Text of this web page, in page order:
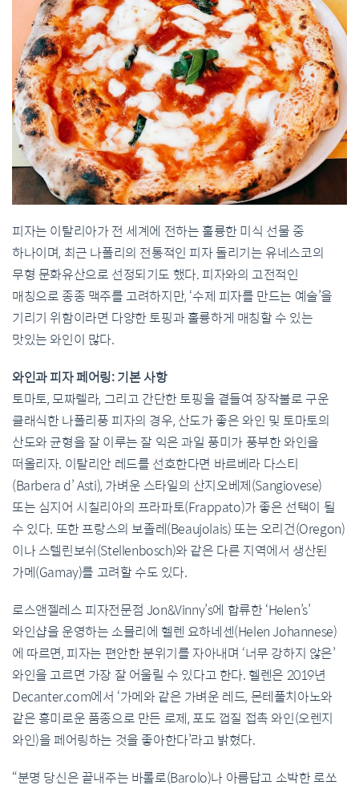
피자는 이탈리아가 전 세계에 전하는 훌륭한 미식 선물 중
하나이며, 최근 나폴리의 전통적인 피자 돌리기는 유네스코의
무형 문화유산으로 선정되기도 했다. 피자와의 고전적인
매칭으로 종종 맥주를 고려하지만, ‘수제 피자를 만드는 예술’을
기리기 위함이라면 다양한 토핑과 훌륭하게 매칭할 수 있는
맛있는 와인이 많다.
와인과 피자 페어링: 기본 사항
토마토, 모짜렐라, 그리고 간단한 토핑을 곁들여 장작불로 구운
클래식한 나폴리풍 피자의 경우, 산도가 좋은 와인 및 토마토의
산도와 균형을 잘 이루는 잘 익은 과일 풍미가 풍부한 와인을
떠올리자. 이탈리안 레드를 선호한다면 바르베라 다스티
(Barbera d’ Asti), 가벼운 스타일의 산지오베제(Sangiovese)
또는 심지어 시칠리아의 프라파토(Frappato)가 좋은 선택이 될
수 있다. 또한 프랑스의 보졸레(Beaujolais) 또는 오리건(Oregon)
이나 스텔린보쉬(Stellenbosch)와 같은 다른 지역에서 생산된
가메(Gamay)를 고려할 수도 있다.
로스앤젤레스 피자전문점 Jon&Vinny’s에 합류한 ‘Helen’s’
와인샵을 운영하는 소믈리에 헬렌 요하네센(Helen Johannese)
에 따르면, 피자는 편안한 분위기를 자아내며 ‘너무 강하지 않은’
와인을 고르면 가장 잘 어울릴 수 있다고 한다. 헬렌은 2019년
Decanter.com에서 ‘가메와 같은 가벼운 레드, 몬테풀치아노와
같은 흥미로운 품종으로 만든 로제, 포도 껍질 접촉 와인(오렌지
와인)을 페어링하는 것을 좋아한다’라고 밝혔다.
“분명 당신은 끝내주는 바롤로(Barolo)나 아름답고 소박한 로쏘